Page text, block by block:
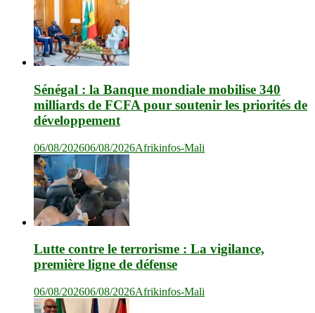
Sénégal : la Banque mondiale mobilise 340
milliards de FCFA pour soutenir les priorités de
développement
06/08/202606/08/2026Afrikinfos-Mali
Lutte contre le terrorisme : La vigilance,
première ligne de défense
06/08/202606/08/2026Afrikinfos-Mali